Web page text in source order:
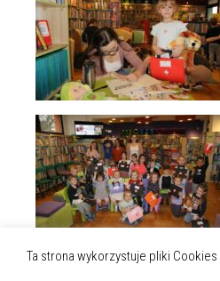
Ta strona wykorzystuje pliki Cookies